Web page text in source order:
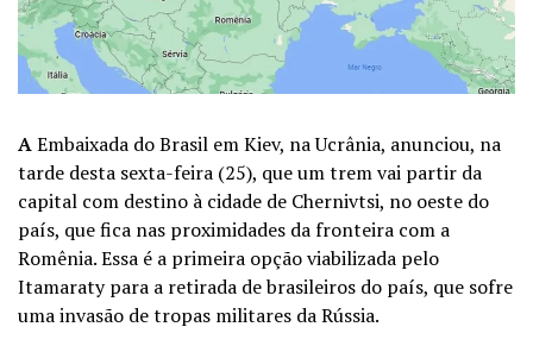
AEmbaixada do Brasil em Kiev, na Ucrânia, anunciou, na
tarde desta sexta-feira (25), que um trem vai partir da
capital com destino à cidade de Chernivtsi, no oeste do
país, que fica nas proximidades da fronteira com a
Romênia. Essa é a primeira opção viabilizada pelo
Itamaraty para a retirada de brasileiros do país, que sofre
uma invasão de tropas militares da Rússia.